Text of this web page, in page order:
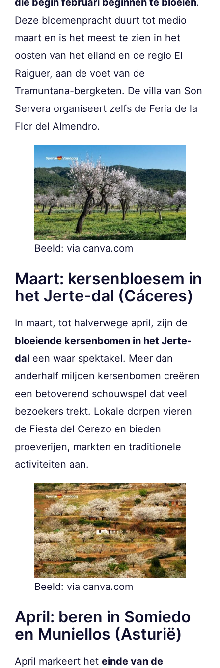
die begin februari beginnen te bloeien.
Deze bloemenpracht duurt tot medio
maart en is het meest te zien in het
oosten van het eiland en de regio El
Raiguer, aan de voet van de
Tramuntana-bergketen. De villa van Son
Servera organiseert zelfs de Feria de la
Flor del Almendro.
Beeld: via canva.com
Maart: kersenbloesem in
het Jerte-dal (Cáceres)
In maart, tot halverwege april, zijn de
bloeiende kersenbomen in het Jerte-
dal een waar spektakel. Meer dan
anderhalf miljoen kersenbomen creëren
een betoverend schouwspel dat veel
bezoekers trekt. Lokale dorpen vieren
de Fiesta del Cerezo en bieden
proeverijen, markten en traditionele
activiteiten aan.
Beeld: via canva.com
April: beren in Somiedo
en Muniellos (Asturië)
April markeert het einde van de